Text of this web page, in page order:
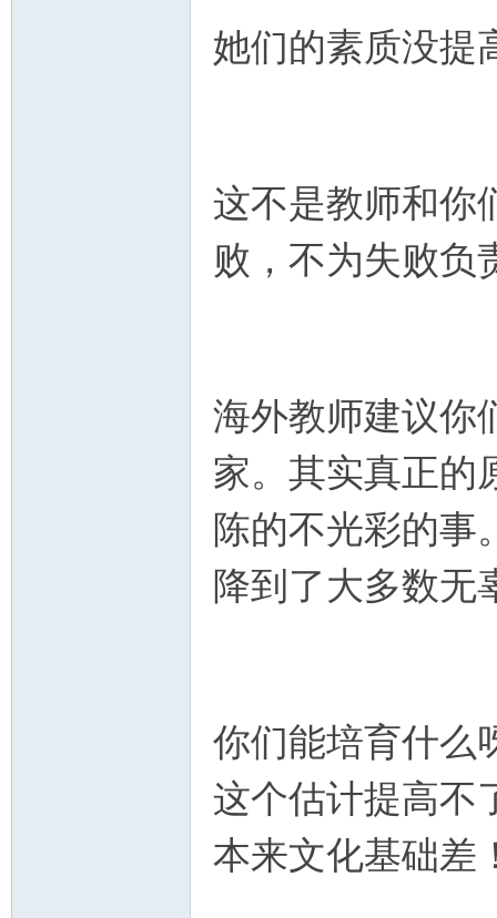
她们的素质没提
这不是教师和你
败，不为失败负
海外教师建议你
家。其实真正的
陈的不光彩的事
降到了大多数无
你们能培育什么
这个估计提高不
本来文化基础差